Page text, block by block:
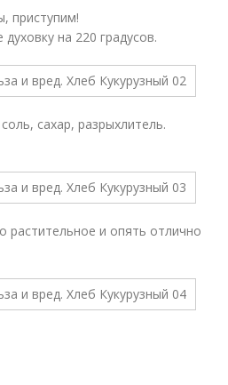
приступим!
на 220 градусов.
сахар, разрыхлитель.
растительное и опять отлично